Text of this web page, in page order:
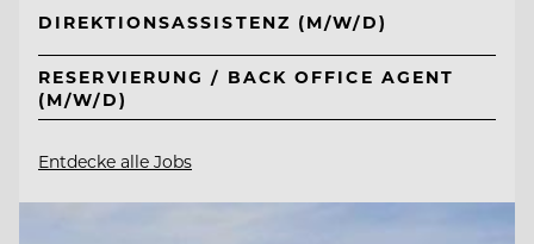
DIREKTIONSASSISTENZ (M/W/D)
RESERVIERUNG / BACK OFFICE AGENT
(M/W/D)
Entdecke alle Jobs